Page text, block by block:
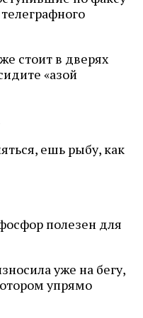
стоит в дверях
«азой
ешь рыбу, как
полезен для
уже на бегу,
упрямо